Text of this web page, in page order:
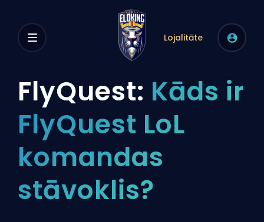
Lojalitāte
FlyQuest: Kāds ir
FlyQuest LoL
komandas
stāvoklis?